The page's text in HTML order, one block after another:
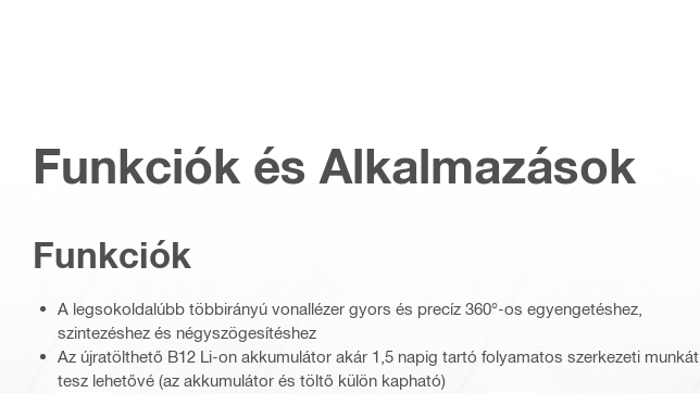
Funkciók és Alkalmazások
Funkciók
A legsokoldalúbb többirányú vonallézer gyors és precíz 360°-os egyengetéshez,
szintezéshez és négyszögesítéshez
Az újratölthető B12 Li-on akkumulátor akár 1,5 napig tartó folyamatos szerkezeti munkát
tesz lehetővé (az akkumulátor és töltő külön kapható)